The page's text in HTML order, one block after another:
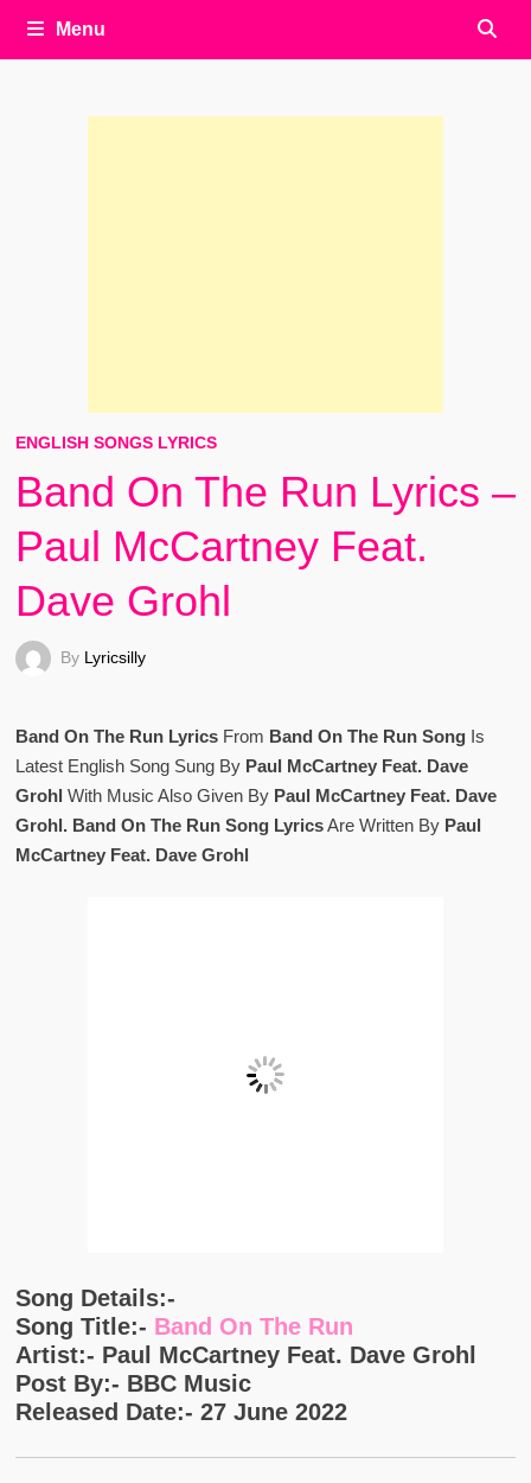
Menu
ENGLISH SONGS LYRICS
Band On The Run Lyrics –
Paul McCartney Feat.
Dave Grohl
By Lyricsilly
Band On The Run LyricsFrom Band On The Run SongIs
Latest English Song Sung By Paul McCartney Feat. Dave
Grohl With Music Also Given By Paul McCartney Feat. Dave
Grohl. Band On The Run Song LyricsAre Written By Paul
McCartney Feat. Dave Grohl
Song Details:-
Song Title:- Band On The Run
Artist:- Paul McCartney Feat. Dave Grohl
Post By:- BBC Music
Released Date:- 27 June 2022